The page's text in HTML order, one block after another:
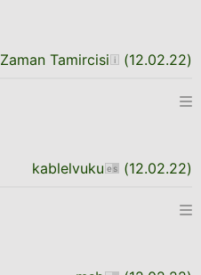
Zaman Tamircisi (12.02.22)
kablelvuku (12.02.22)